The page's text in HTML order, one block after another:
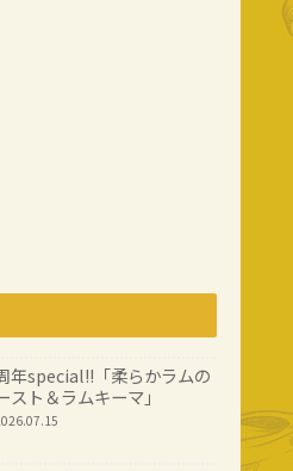
年special!!「柔らかラムの
スト＆ラムキーマ」